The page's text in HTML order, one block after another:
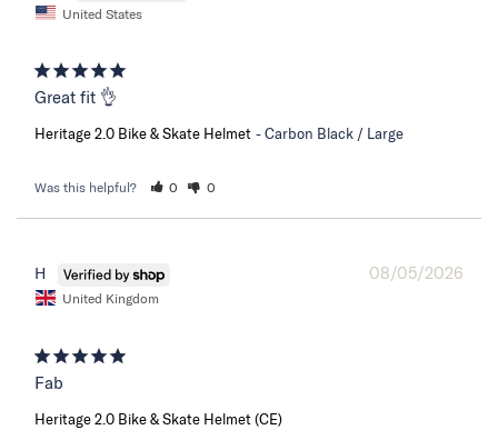
United States
Great fit 👌
Heritage 2.0 Bike & Skate Helmet Carbon Black / Large
Was this helpful? 0 0
08/05/2026
H
United Kingdom
Fab
Heritage 2.0 Bike & Skate Helmet (CE)